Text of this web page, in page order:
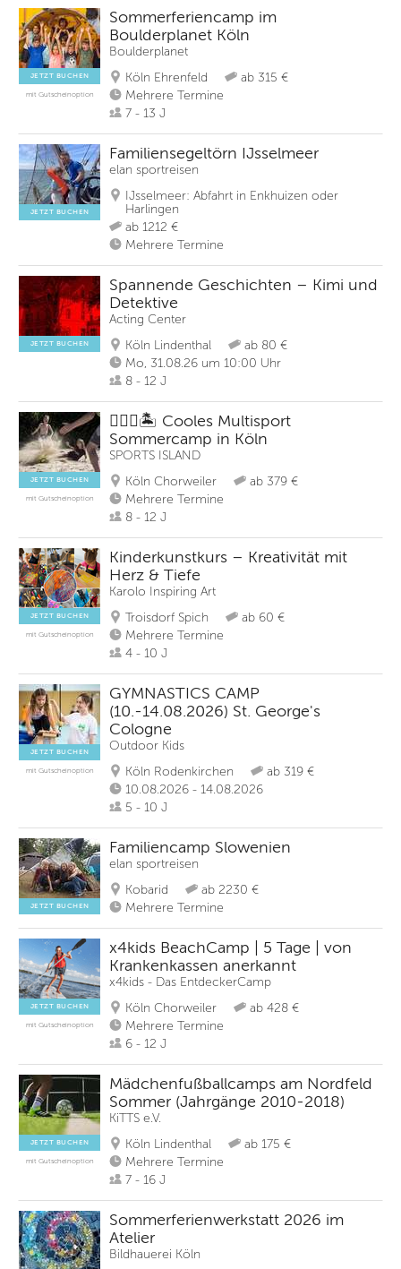
JETZT BUCHEN
mit Gutscheinoption
Sommerferiencamp im
Boulderplanet Köln
Boulderplanet
Köln Ehrenfeld
ab 315 €
Mehrere Termine
7 - 13 J
JETZT BUCHEN
Familiensegeltörn IJsselmeer
elan sportreisen
IJsselmeer: Abfahrt in Enkhuizen oder
Harlingen
ab 1212 €
Mehrere Termine
JETZT BUCHEN
Spannende Geschichten – Kimi und
Detektive
Acting Center
Köln Lindenthal
ab 80 €
Mo, 31.08.26 um 10:00 Uhr
8 - 12 J
JETZT BUCHEN
mit Gutscheinoption
🏄🏽‍♀️🏝️ Cooles Multisport
Sommercamp in Köln
SPORTS ISLAND
Köln Chorweiler
ab 379 €
Mehrere Termine
8 - 12 J
JETZT BUCHEN
mit Gutscheinoption
Kinderkunstkurs – Kreativität mit
Herz & Tiefe
Karolo Inspiring Art
Troisdorf Spich
ab 60 €
Mehrere Termine
4 - 10 J
JETZT BUCHEN
mit Gutscheinoption
GYMNASTICS CAMP
(10.-14.08.2026) St. George's
Cologne
Outdoor Kids
Köln Rodenkirchen
ab 319 €
10.08.2026 - 14.08.2026
5 - 10 J
JETZT BUCHEN
Familiencamp Slowenien
elan sportreisen
Kobarid
ab 2230 €
Mehrere Termine
JETZT BUCHEN
mit Gutscheinoption
x4kids BeachCamp | 5 Tage | von
Krankenkassen anerkannt
x4kids - Das EntdeckerCamp
Köln Chorweiler
ab 428 €
Mehrere Termine
6 - 12 J
JETZT BUCHEN
mit Gutscheinoption
Mädchenfußballcamps am Nordfeld
Sommer (Jahrgänge 2010-2018)
KiTTS e.V.
Köln Lindenthal
ab 175 €
Mehrere Termine
7 - 16 J
Sommerferienwerkstatt 2026 im
Atelier
Bildhauerei Köln